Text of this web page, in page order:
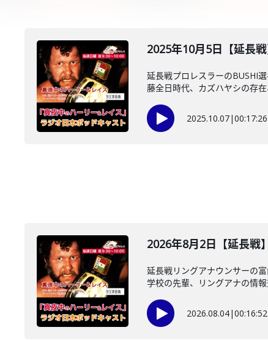
2025年10月5日【延長
延長戦プロレスラーのBUSHI
藤全日時代、カズハヤシの存
2025.10.07|00:17:26
2026年8月2日【延長戦
延長戦リングアナウンサーの
学校の先輩、リングアナの情報
2026.08.04|00:16:52